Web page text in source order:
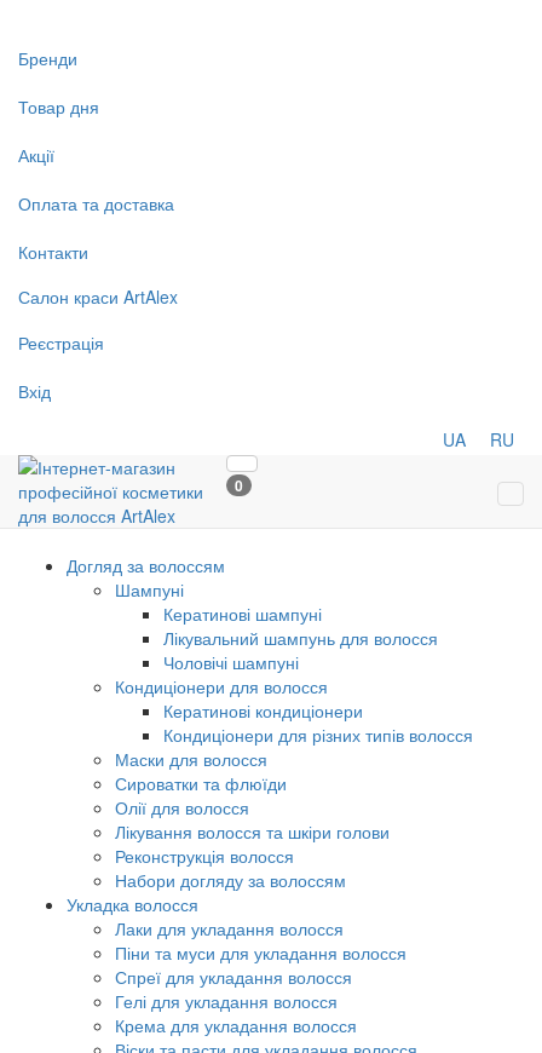
Бренди
Товар дня
Акції
Оплата та доставка
Контакти
Салон краси ArtAlex
Реєстрація
Вхід
UA RU
0
Догляд за волоссям
Шампуні
Кератинові шампуні
Лікувальний шампунь для волосся
Чоловічі шампуні
Кондиціонери для волосся
Кератинові кондиціонери
Кондиціонери для різних типів волосся
Маски для волосся
Сироватки та флюїди
Олії для волосся
Лікування волосся та шкіри голови
Реконструкція волосся
Набори догляду за волоссям
Укладка волосся
Лаки для укладання волосся
Піни та муси для укладання волосся
Спреї для укладання волосся
Гелі для укладання волосся
Крема для укладання волосся